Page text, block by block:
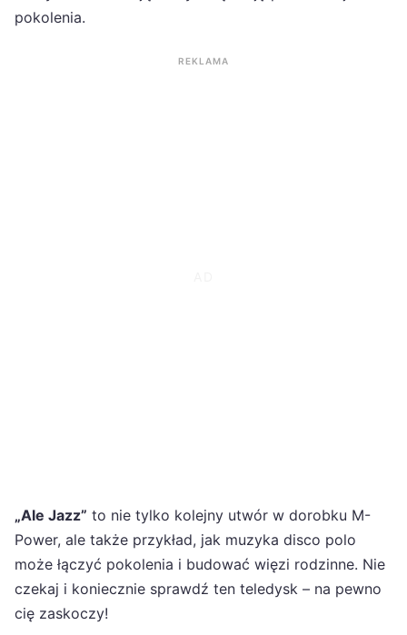
pokolenia.
REKLAMA
„Ale Jazz” to nie tylko kolejny utwór w dorobku M-
Power, ale także przykład, jak muzyka disco polo
może łączyć pokolenia i budować więzi rodzinne. Nie
czekaj i koniecznie sprawdź ten teledysk – na pewno
cię zaskoczy!